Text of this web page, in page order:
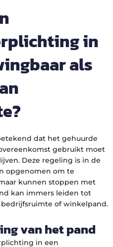
in
als
dat het gehuurde
gebruikt moet
Deze regeling is in de
opgenomen om te
kunnen stoppen met
kan immers leiden tot
of winkelpand.
van het pand
in een